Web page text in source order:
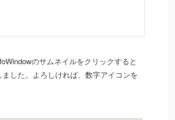
のサムネイルをクリックすると
した。よろしければ、数字アイコンを